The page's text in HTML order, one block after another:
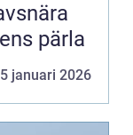
pärla
januari 2026